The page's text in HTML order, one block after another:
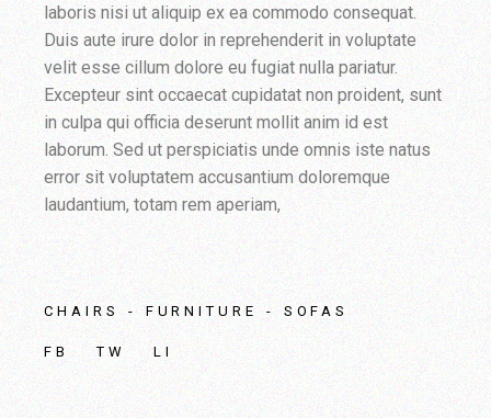
laboris nisi ut aliquip ex ea commodo consequat.
Duis aute irure dolor in reprehenderit in voluptate
velit esse cillum dolore eu fugiat nulla pariatur.
Excepteur sint occaecat cupidatat non proident, sunt
in culpa qui officia deserunt mollit anim id est
laborum. Sed ut perspiciatis unde omnis iste natus
error sit voluptatem accusantium doloremque
laudantium, totam rem aperiam,
CHAIRS FURNITURE SOFAS
FB TW LI